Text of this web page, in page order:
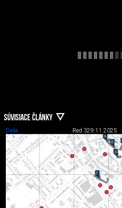
SÚVISIACE ČLÁNKY
Diela Red 329.11.2025